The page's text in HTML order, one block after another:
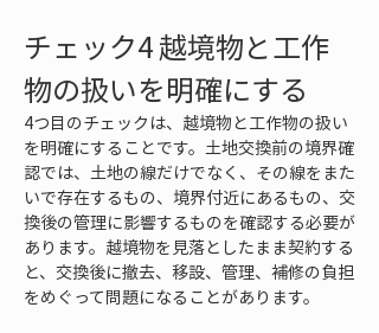
チェック4 越境物と工作
物の扱いを明確にする
4つ目のチェックは、越境物と工作物の扱い
を明確にすることです。土地交換前の境界確
認では、土地の線だけでなく、その線をまた
いで存在するもの、境界付近にあるもの、交
換後の管理に影響するものを確認する必要が
あります。越境物を見落としたまま契約する
と、交換後に撤去、移設、管理、補修の負担
をめぐって問題になることがあります。